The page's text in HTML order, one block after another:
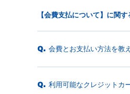
【会費支払について】に関
Q. 会費とお支払い方法を教
Q. 利用可能なクレジットカ